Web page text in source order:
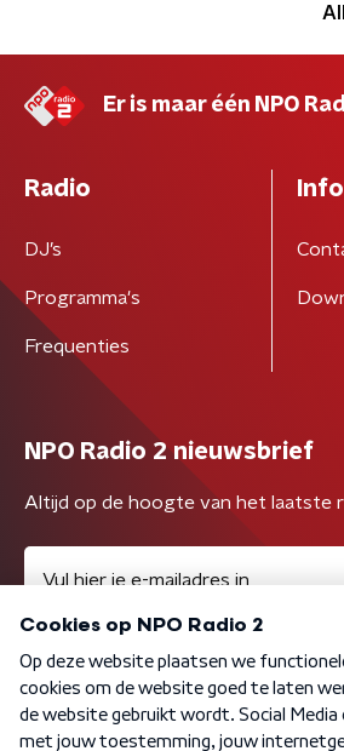
Er is maar één NPO
Radio
DJ’s
Programma's
Frequenties
Info
NPO Radio 2 nieuwsbrief
Altijd op de hoogte van het laatste
Algemene voorwaarden